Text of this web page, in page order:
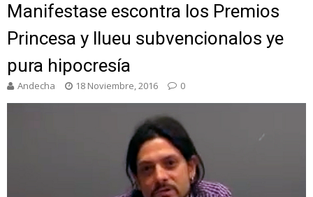
Manifestase escontra los Premios
Princesa y llueu subvencionalos ye
pura hipocresía
Andecha 18 Noviembre, 2016 0